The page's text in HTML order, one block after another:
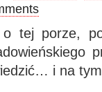
tej porze,
i na